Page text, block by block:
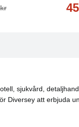
sjukvård,
Diversey att erbjuda